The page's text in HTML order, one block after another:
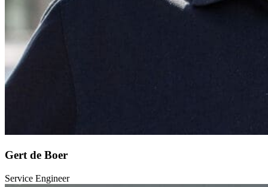
Gert de Boer
Service Engineer